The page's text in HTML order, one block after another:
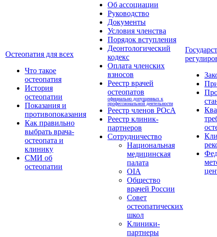
Остеопатия для всех
Что такое
остеопатия
История
остеопатии
Показания и
противопоказания
Как правильно
выбрать врача-
остеопата и
клинику
СМИ об
остеопатии
Об ассоциации
Руководство
Документы
Условия членства
Порядок вступления
Деонтологический
кодекс
Оплата членских
взносов
Реестр врачей
остеопатов
официально допущенных к
профессиональной деятельности
Реестр членов РОсА
Реестр клиник-
партнеров
Сотрудничество
Национальная
медицинская
палата
OIA
Общество
врачей России
Совет
остеопатических
школ
Клиники-
партнеры